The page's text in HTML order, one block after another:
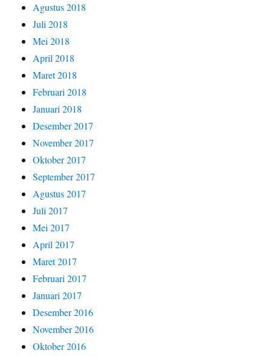
Agustus 2018
Juli 2018
Mei 2018
April 2018
Maret 2018
Februari 2018
Januari 2018
Desember 2017
November 2017
Oktober 2017
September 2017
Agustus 2017
Juli 2017
Mei 2017
April 2017
Maret 2017
Februari 2017
Januari 2017
Desember 2016
November 2016
Oktober 2016